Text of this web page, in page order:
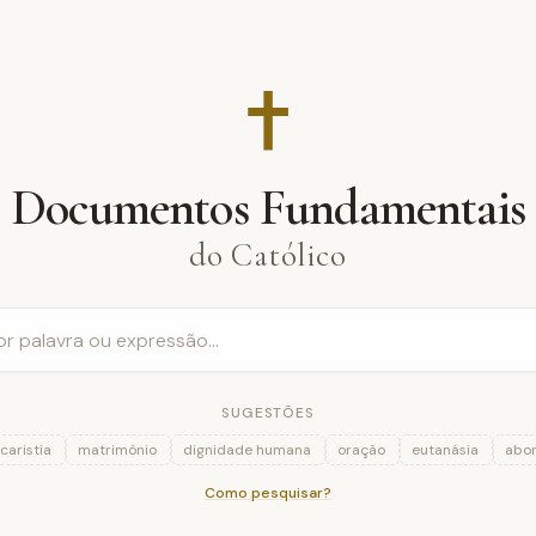
✝︎
Documentos Fundamentais
do Católico
SUGESTÕES
matrimónio dignidade humana oração eutanásia
Como pesquisar?